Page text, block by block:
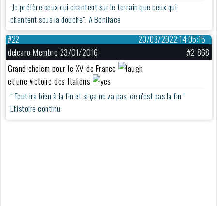
"Je préfère ceux qui chantent sur le terrain que ceux qui
chantent sous la douche". A.Boniface
20/03/2022 14:05:15
#22
delcaro Membre 23/01/2016
#2 868
Grand chelem pour le XV de France
et une victoire des Italiens
“ Tout ira bien à la fin et si ça ne va pas, ce n'est pas la fin ”
L'histoire continu